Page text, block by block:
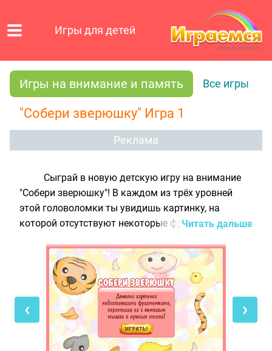
Игры для детей
Игры на внимание и память Все игры
"Собери зверюшку" Игра 1
Реклама
Сыграй в новую детскую игру на внимание
"Собери зверюшку"! В каждом из трёх уровней
этой головоломки ты увидишь картинку, на
которой отсутствуют некоторые фрагменты. Как
места на рисунке подходящими детальками. Для
этого нужно просто перетянуть кусочки картинки,
расположенные справа и снизу, на подходящие
места с помощью мышки. И как только все
детальки встанут на свои места, ты сможешь
увидеть на картинке собранного тобой зверька!
Скорее же приступай к игре, если ты хочешь
Читать дальше
‹ ›